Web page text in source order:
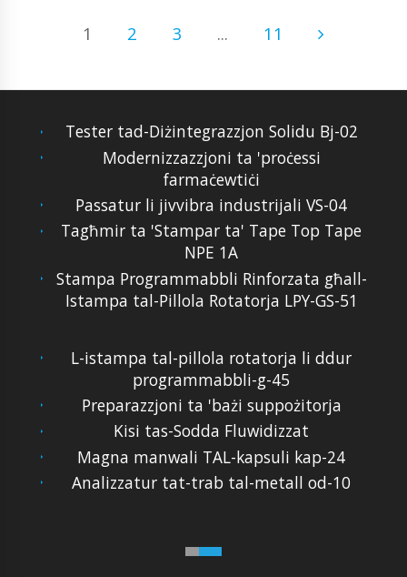
1 2 3 ... 11
Tester tad-Diżintegrazzjon Solidu Bj-02
Modernizzazzjoni ta 'proċessi
farmaċewtiċi
Passatur li jivvibra industrijali VS-04
Tagħmir ta 'Stampar ta' Tape Top Tape
NPE 1A
Stampa Programmabbli Rinforzata għall-
Istampa tal-Pillola Rotatorja LPY-GS-51
L-istampa tal-pillola rotatorja li ddur
programmabbli-g-45
Preparazzjoni ta 'bażi ​​suppożitorja
Kisi tas-Sodda Fluwidizzat
Magna manwali TAL-kapsuli kap-24
Analizzatur tat-trab tal-metall od-10